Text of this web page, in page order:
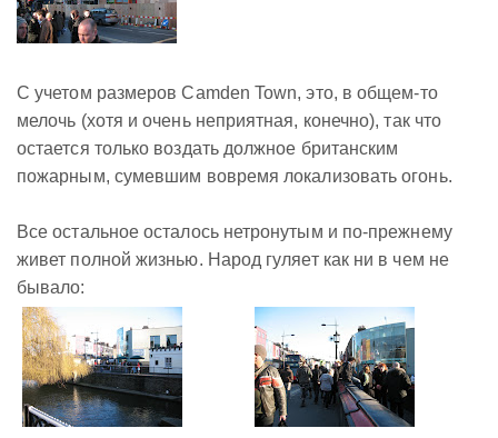
С учетом размеров Camden Town, это, в общем-то
мелочь (хотя и очень неприятная, конечно), так что
остается только воздать должное британским
пожарным, сумевшим вовремя локализовать огонь.
Все остальное осталось нетронутым и по-прежнему
живет полной жизнью. Народ гуляет как ни в чем не
бывало: